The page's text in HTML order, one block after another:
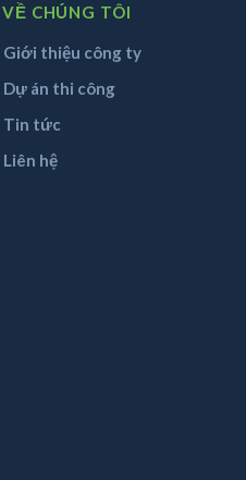
VỀ CHÚNG TÔI
Giới thiệu công ty
Dự án thi công
Tin tức
Liên hệ